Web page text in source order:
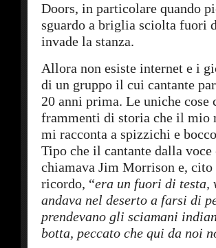
Doors, in particolare quando
sguardo a briglia sciolta fuori
invade la stanza.
Allora non esiste internet e i
di un gruppo il cui cantante
20 anni prima. Le uniche cose
frammenti di storia che il mio
mi racconta a spizzichi e
Tipo che il cantante dalla
chiamava Jim Morrison e,
ricordo, “era un fuori di testa,
andava nel deserto a farsi di
prendevano gli sciamani
botta, peccato che qui da noi